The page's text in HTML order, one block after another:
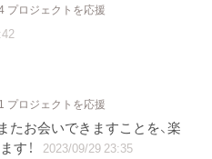
プロジェクトを応援
1 プロジェクトを応援
たお会いできますことを、楽
す！
2023/09/29 23:35